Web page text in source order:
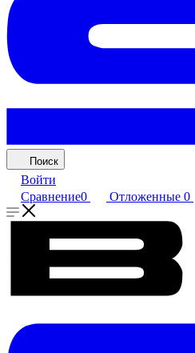
Поиск
Войти
Сравнение0 Отложенные 0